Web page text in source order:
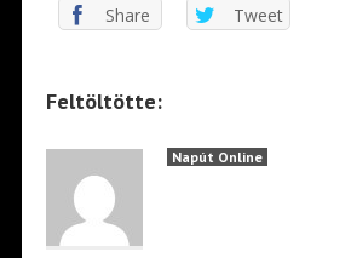
Share Tweet
Feltöltötte:
Napút Online